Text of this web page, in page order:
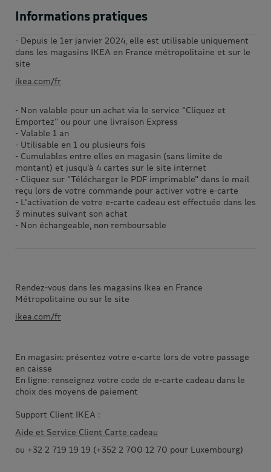
Informations pratiques
- Depuis le 1er janvier 2024, elle est utilisable uniquement
dans les magasins IKEA en France métropolitaine et sur le
site
ikea.com/fr
- Non valable pour un achat via le service "Cliquez et
Emportez" ou pour une livraison Express
- Valable 1 an
- Utilisable en 1 ou plusieurs fois
- Cumulables entre elles en magasin (sans limite de
montant) et jusqu’à 4 cartes sur le site internet
- Cliquez sur "Télécharger le PDF imprimable" dans le mail
reçu lors de votre commande pour activer votre e-carte
- L'activation de votre e-carte cadeau est effectuée dans les
3 minutes suivant son achat
- Non échangeable, non remboursable
Rendez-vous dans les magasins Ikea en France
Métropolitaine ou sur le site
ikea.com/fr
En magasin: présentez votre e-carte lors de votre passage
en caisse
En ligne: renseignez votre code de e-carte cadeau dans le
choix des moyens de paiement
Support Client IKEA :
Aide et Service Client Carte cadeau
ou +32 2 719 19 19 (+352 2 700 12 70 pour Luxembourg)